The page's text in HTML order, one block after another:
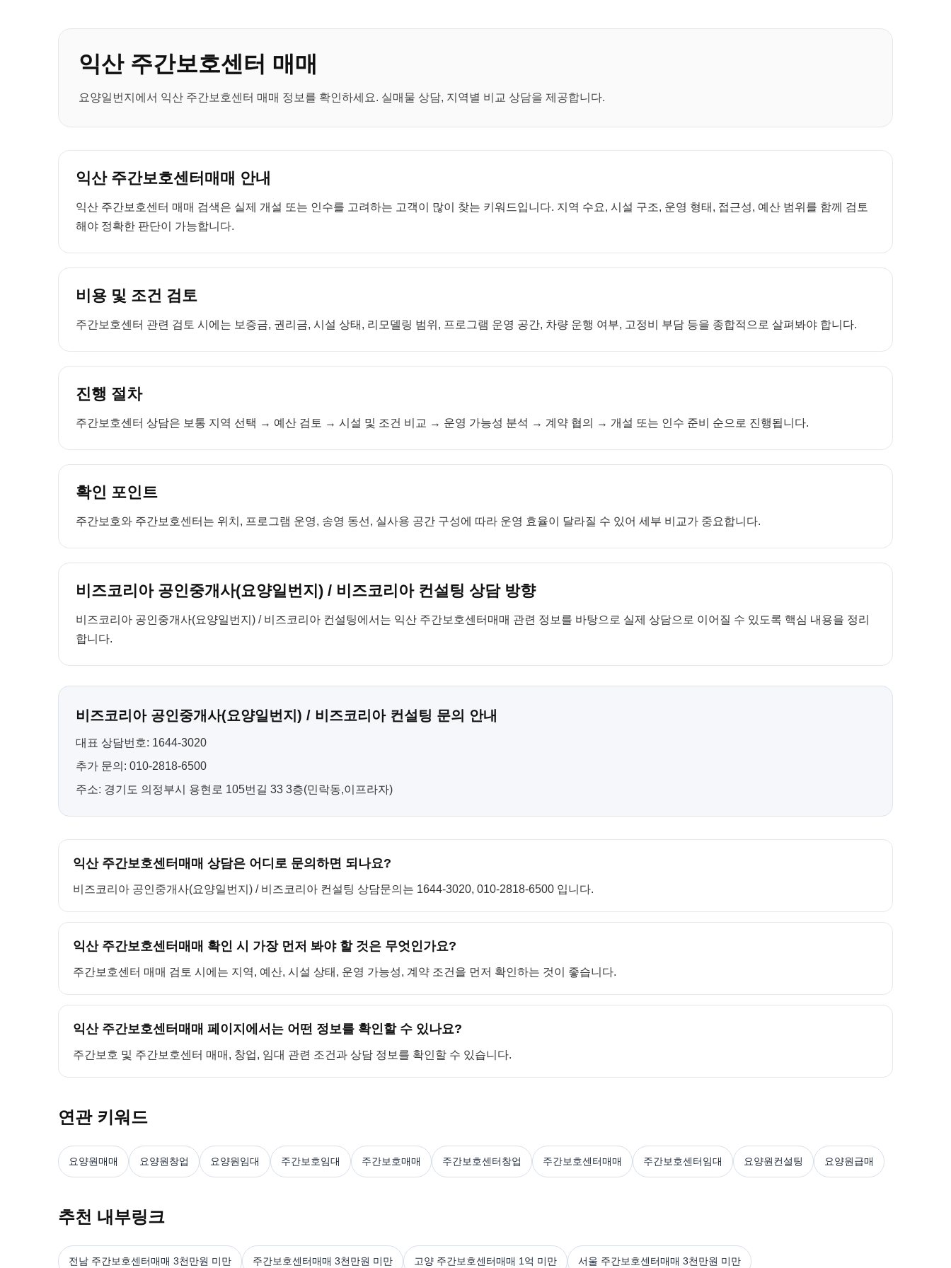
익산 주간보호센터 매매
요양일번지에서 익산 주간보호센터 매매 정보를 확인하세요. 실매물 상담, 지역별 비교 상담을 제공합니다.
익산 주간보호센터매매 안내
익산 주간보호센터 매매 검색은 실제 개설 또는 인수를 고려하는 고객이 많이 찾는 키워드입니다. 지역 수요, 시설 구조, 운영 형태, 접근성, 예산 범위를 함께 검토
해야 정확한 판단이 가능합니다.
비용 및 조건 검토
주간보호센터 관련 검토 시에는 보증금, 권리금, 시설 상태, 리모델링 범위, 프로그램 운영 공간, 차량 운행 여부, 고정비 부담 등을 종합적으로 살펴봐야 합니다.
진행 절차
주간보호센터 상담은 보통 지역 선택 → 예산 검토 → 시설 및 조건 비교 → 운영 가능성 분석 → 계약 협의 → 개설 또는 인수 준비 순으로 진행됩니다.
확인 포인트
주간보호와 주간보호센터는 위치, 프로그램 운영, 송영 동선, 실사용 공간 구성에 따라 운영 효율이 달라질 수 있어 세부 비교가 중요합니다.
비즈코리아 공인중개사(요양일번지) / 비즈코리아 컨설팅 상담 방향
비즈코리아 공인중개사(요양일번지) / 비즈코리아 컨설팅에서는 익산 주간보호센터매매 관련 정보를 바탕으로 실제 상담으로 이어질 수 있도록 핵심 내용을 정리
합니다.
비즈코리아 공인중개사(요양일번지) / 비즈코리아 컨설팅 문의 안내
대표 상담번호: 1644-3020
추가 문의: 010-2818-6500
주소: 경기도 의정부시 용현로 105번길 33 3층(민락동,이프라자)
익산 주간보호센터매매 상담은 어디로 문의하면 되나요?
비즈코리아 공인중개사(요양일번지) / 비즈코리아 컨설팅 상담문의는 1644-3020, 010-2818-6500 입니다.
익산 주간보호센터매매 확인 시 가장 먼저 봐야 할 것은 무엇인가요?
주간보호센터 매매 검토 시에는 지역, 예산, 시설 상태, 운영 가능성, 계약 조건을 먼저 확인하는 것이 좋습니다.
익산 주간보호센터매매 페이지에서는 어떤 정보를 확인할 수 있나요?
주간보호 및 주간보호센터 매매, 창업, 임대 관련 조건과 상담 정보를 확인할 수 있습니다.
연관 키워드
요양원매매 요양원창업 요양원임대 주간보호임대 주간보호매매 주간보호센터창업 주간보호센터매매 주간보호센터임대 요양원컨설팅 요양원급매
추천 내부링크
전남 주간보호센터매매 3천만원 미만 주간보호센터매매 3천만원 미만 고양 주간보호센터매매 1억 미만 서울 주간보호센터매매 3천만원 미만